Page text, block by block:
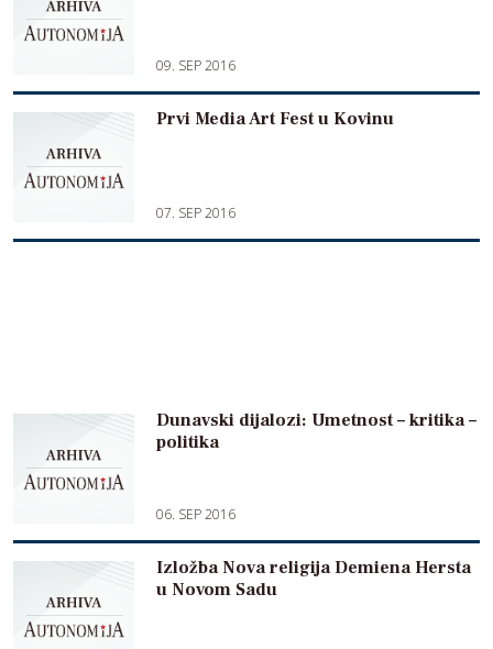
09. SEP 2016
Prvi Media Art Fest u Kovinu
07. SEP 2016
Dunavski dijalozi: Umetnost – kritika –
politika
06. SEP 2016
Izložba Nova religija Demiena Hersta
u Novom Sadu